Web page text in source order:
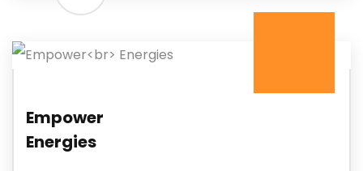
Empower
Energies